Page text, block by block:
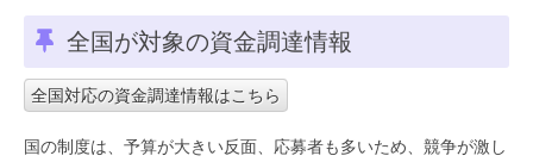
全国が対象の資金調達情報
全国対応の資金調達情報はこちら
国の制度は、予算が大きい反面、応募者も多いため、競争が激し